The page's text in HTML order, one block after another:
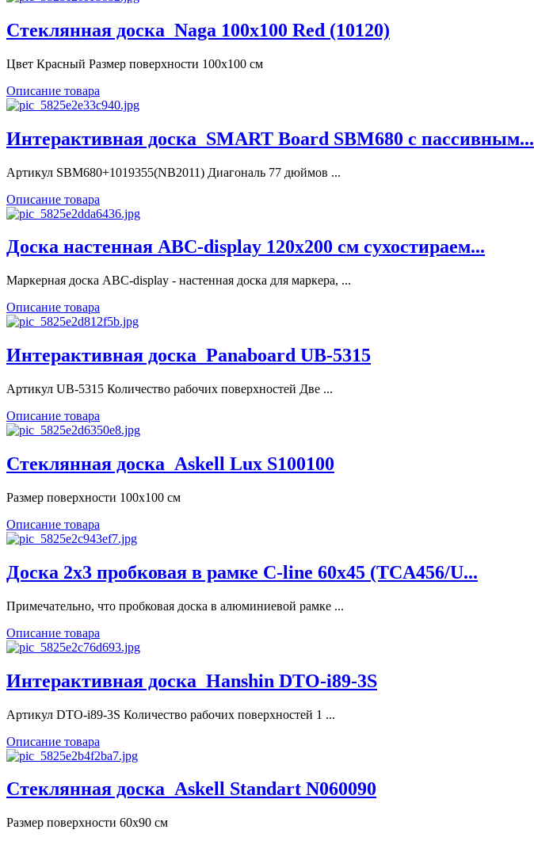
Стеклянная доска_Naga 100x100 Red (10120)
Цвет Красный Размер поверхности 100x100 см
Описание товара
Интерактивная доска_SMART Board SBM680 c пассивным...
Артикул SBM680+1019355(NB2011) Диагональ 77 дюймов ...
Описание товара
Доска настенная ABC-display 120х200 см сухостираем...
Маркерная доска ABC-display - настенная доска для маркера, ...
Описание товара
Интерактивная доска_Panaboard UB-5315
Артикул UB-5315 Количество рабочих поверхностей Две ...
Описание товара
Стеклянная доска_Askell Lux S100100
Размер поверхности 100x100 см
Описание товара
Доска 2х3 пробковая в рамке C-line 60x45 (TCA456/U...
Примечательно, что пробковая доска в алюминиевой рамке ...
Описание товара
Интерактивная доска_Hanshin DTO-i89-3S
Артикул DTO-i89-3S Количество рабочих поверхностей 1 ...
Описание товара
Стеклянная доска_Askell Standart N060090
Размер поверхности 60х90 см